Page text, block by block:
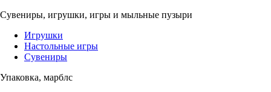
Сувениры, игрушки, игры и мыльные пузыри
Игрушки
Настольные игры
Сувениры
Упаковка, марблс